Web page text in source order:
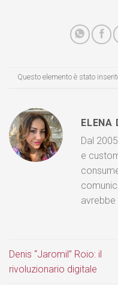
Questo elemento è stato
ELENA
Dal
e
avrebbe
Denis “Jaromil” Roio: il
rivoluzionario digitale